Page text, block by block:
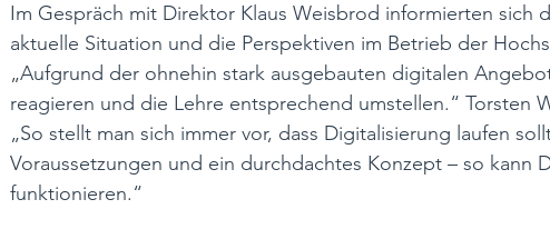
Im Gespräch mit Direktor Klaus Weisbrod informierten sich
aktuelle Situation und die Perspektiven im Betrieb der
„Aufgrund der ohnehin stark ausgebauten digitalen
reagieren und die Lehre entsprechend umstellen.“ Torsten
„So stellt man sich immer vor, dass Digitalisierung laufen
Voraussetzungen und ein durchdachtes Konzept – so kann
funktionieren.“